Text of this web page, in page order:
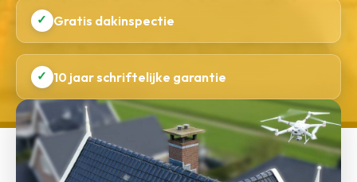
✓ Gratis dakinspectie
✓ 10 jaar schriftelijke garantie